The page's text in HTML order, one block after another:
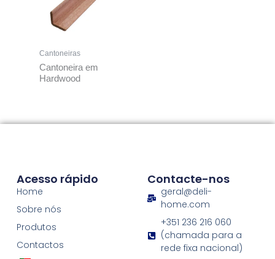
Cantoneiras
Cantoneira em
Hardwood
Acesso rápido
Home
Sobre nós
Produtos
Contactos
Contacte-nos
geral@deli-
home.com
+351 236 216 060
(chamada para a
rede fixa nacional)